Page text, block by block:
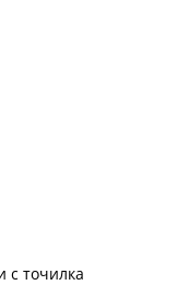
с точилка